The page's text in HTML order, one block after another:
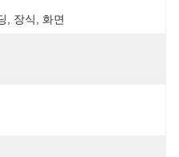
, 장식, 화면